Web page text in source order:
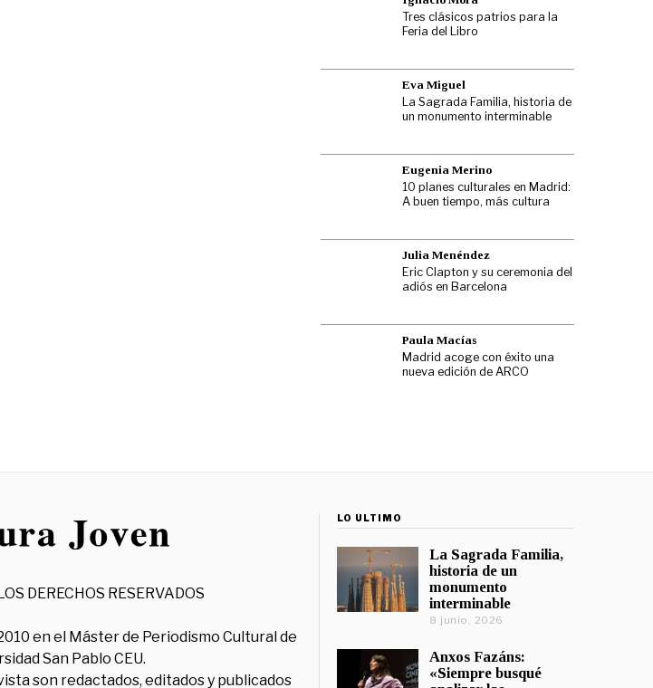
Tres clásicos patrios para la
Feria del Libro
Eva Miguel
La Sagrada Familia, historia de
un monumento interminable
Eugenia Merino
10 planes culturales en Madrid:
A buen tiempo, más cultura
Julia Menéndez
Eric Clapton y su ceremonia del
adiós en Barcelona
Paula Macías
Madrid acoge con éxito una
nueva edición de ARCO
DERECHOS RESERVADOS
en el Máster de Periodismo Cultural de
San Pablo CEU.
son redactados, editados y publicados
LO ÚLTIMO
La Sagrada Familia,
historia de un
monumento
interminable
8 junio, 2026
Anxos Fazáns:
«Siempre busqué